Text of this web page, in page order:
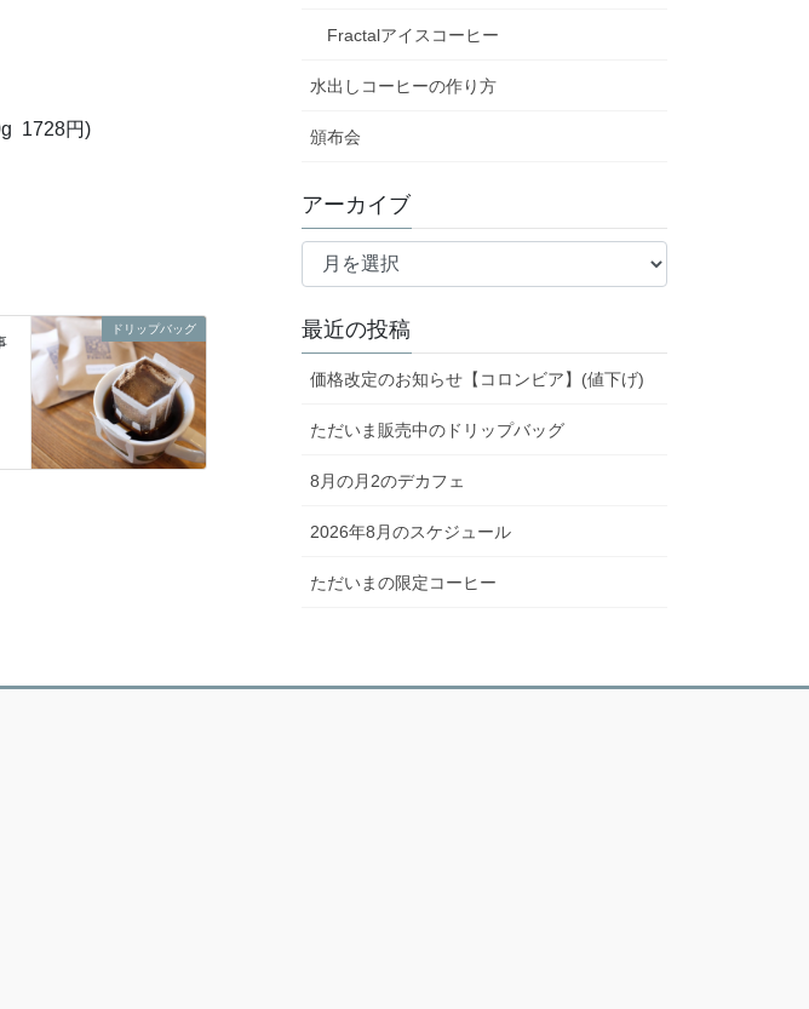
1728円)
ドリップバッグ
Fractalアイスコーヒー
水出しコーヒーの作り方
頒布会
アーカイブ
ア
イ
ブ
最近の投稿
価格改定のお知らせ【コロンビア】(値下げ)
ただいま販売中のドリップバッグ
8月の月2のデカフェ
2026年8月のスケジュール
ただいまの限定コーヒー